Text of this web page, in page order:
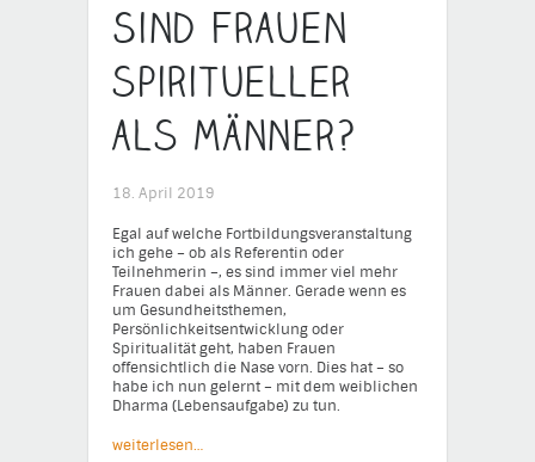
Sind Frauen
spiritueller
als Männer?
18. April 2019
Egal auf welche Fortbildungsveranstaltung
ich gehe – ob als Referentin oder
Teilnehmerin –, es sind immer viel mehr
Frauen dabei als Männer. Gerade wenn es
um Gesundheitsthemen,
Persönlichkeitsentwicklung oder
Spiritualität geht, haben Frauen
offensichtlich die Nase vorn. Dies hat – so
habe ich nun gelernt – mit dem weiblichen
Dharma (Lebensaufgabe) zu tun.
weiterlesen…